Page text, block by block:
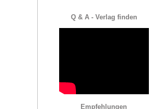
Q & A - Verlag finden
Empfehlungen